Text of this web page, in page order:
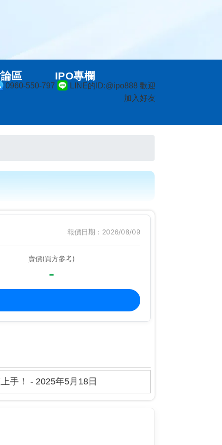
0960-550-797
LINE的ID:@ipo888 歡迎
加入好友
區 IPO專欄
報價日期：2026/08/09
賣價(買方參考)
-
手！ - 2025年5月18日